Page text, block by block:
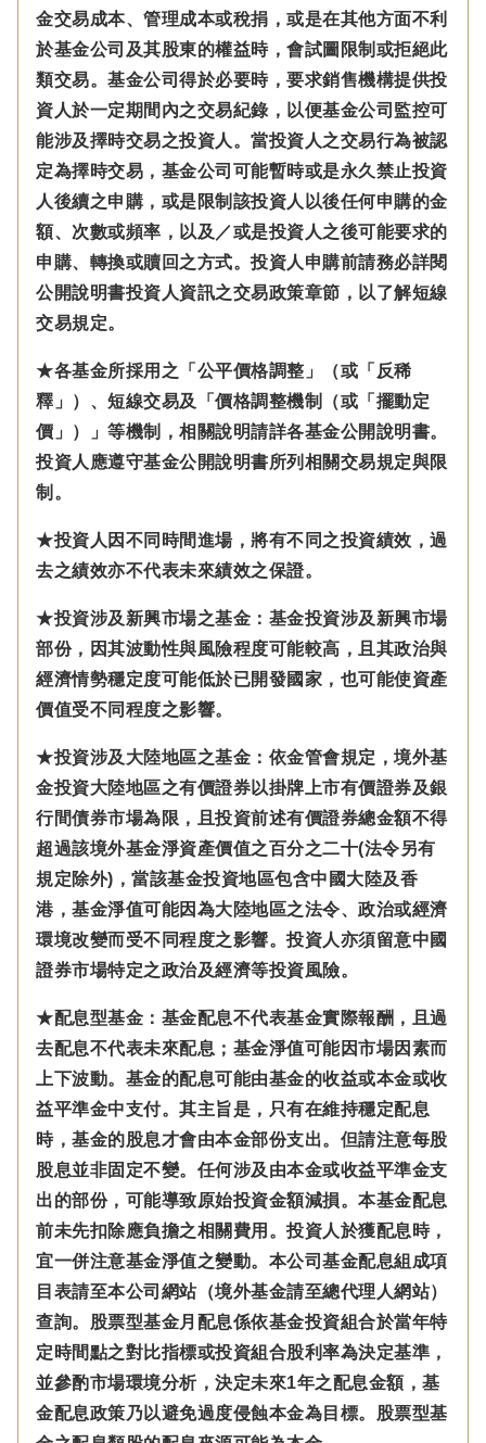
金交易成本、管理成本或稅捐，或是在其他方面不利
於基金公司及其股東的權益時，會試圖限制或拒絕此
類交易。基金公司得於必要時，要求銷售機構提供投
資人於一定期間內之交易紀錄，以便基金公司監控可
能涉及擇時交易之投資人。當投資人之交易行為被認
定為擇時交易，基金公司可能暫時或是永久禁止投資
人後續之申購，或是限制該投資人以後任何申購的金
額、次數或頻率，以及／或是投資人之後可能要求的
申購、轉換或贖回之方式。投資人申購前請務必詳閱
公開說明書投資人資訊之交易政策章節，以了解短線
交易規定。
★各基金所採用之「公平價格調整」（或「反稀
釋」）、短線交易及「價格調整機制（或「擺動定
價」）」等機制，相關說明請詳各基金公開說明書。
投資人應遵守基金公開說明書所列相關交易規定與限
制。
★投資人因不同時間進場，將有不同之投資績效，過
去之績效亦不代表未來績效之保證。
★投資涉及新興市場之基金：基金投資涉及新興市場
部份，因其波動性與風險程度可能較高，且其政治與
經濟情勢穩定度可能低於已開發國家，也可能使資產
價值受不同程度之影響。
★投資涉及大陸地區之基金： 依金管會規定， 境外基
金投資大陸地區之有價證券以掛牌上市有價證券及銀
行間債券市場為限，且投資前述有價證券總金額不得
超過該境外基金淨資產價值之百分之二十(法令另有
規定除外)， 當該基金投資地區包含中國大陸及香
港，基金淨值可能因為大陸地區之法令、政治或經濟
環境改變而受不同程度之影響。 投資人亦須留意中國
證券市場特定之政治及經濟等投資風險。
★配息型基金：基金配息不代表基金實際報酬，且過
去配息不代表未來配息；基金淨值可能因市場因素而
上下波動。基金的配息可能由基金的收益或本金或收
益平準金中支付。 其主旨是，只有在維持穩定配息
時，基金的股息才會由本金部份支出。但請注意每股
股息並非固定不變。 任何涉及由本金或收益平準金支
出的部份，可能導致原始投資金額減損。本基金配息
前未先扣除應負擔之相關費用。投資人於獲配息時，
宜一併注意基金淨值之變動。本公司基金配息組成項
目表請至本公司網站（境外基金請至總代理人網站）
查詢。股票型基金月配息係依基金投資組合於當年特
定時間點之對比指標或投資組合股利率為決定基準，
並參酌市場環境分析，決定未來1年之配息金額，基
金配息政策乃以避免過度侵蝕本金為目標。股票型基